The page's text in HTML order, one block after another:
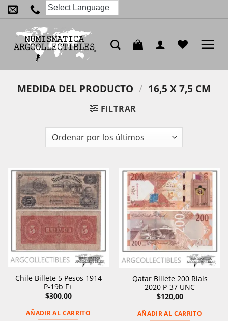
Saltar
al
contenido
MEDIDA DEL PRODUCTO / 16,5 X 7,5 CM
FILTRAR
Chile Billete 5 Pesos 1914
P-19b F+
$300,00
AÑADIR AL CARRITO
Qatar Billete 200 Rials
2020 P-37 UNC
$120,00
AÑADIR AL CARRITO